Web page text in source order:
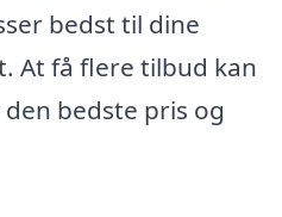
bedst til dine
At få flere tilbud kan
bedste pris og